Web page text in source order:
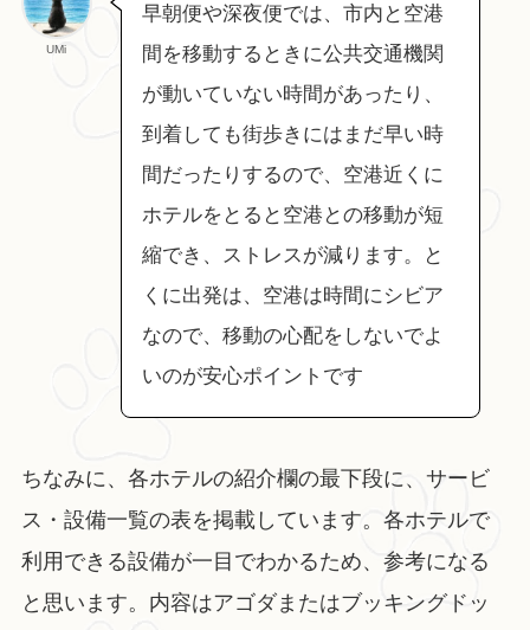
UMi
早朝便や深夜便では、市内と空港
間を移動するときに公共交通機関
が動いていない時間があったり、
到着しても街歩きにはまだ早い時
間だったりするので、空港近くに
ホテルをとると空港との移動が短
縮でき、ストレスが減ります。と
くに出発は、空港は時間にシビア
なので、移動の心配をしないでよ
いのが安心ポイントです
ちなみに、各ホテルの紹介欄の最下段に、サービ
ス・設備一覧の表を掲載しています。各ホテルで
利用できる設備が一目でわかるため、参考になる
と思います。内容はアゴダまたはブッキングドッ